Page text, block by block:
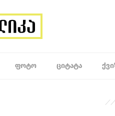
ᲤᲝᲢᲝ ᲪᲘᲢᲐᲢᲐ